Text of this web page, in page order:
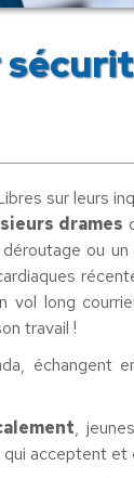
sur leurs
drames
ou
long
travail !
échangent
,
acceptent et